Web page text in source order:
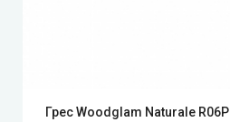
Грес Woodglam Naturale R06P